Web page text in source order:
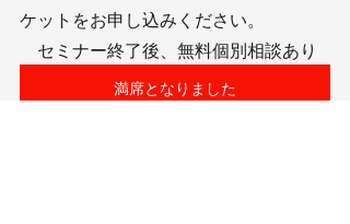
ケットをお申し込みください。
セミナー終了後、無料個別相談あり
満席となりました